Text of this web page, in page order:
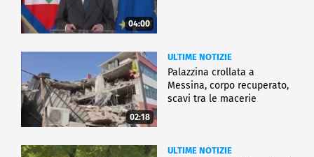
04:00
02:18
ULTIME NOTIZIE
Palazzina crollata a
Messina, corpo recuperato,
scavi tra le macerie
ULTIME NOTIZIE